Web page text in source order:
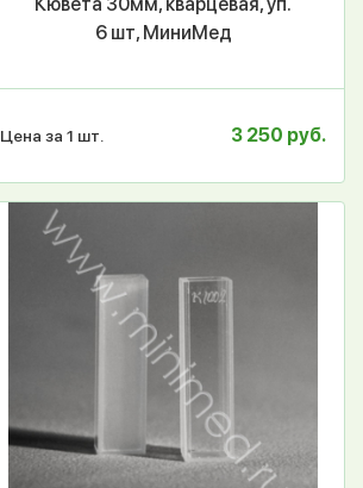
Кювета 30мм, кварцевая, уп.
6 шт, МиниМед
Цена за 1 шт. 3 250 руб.